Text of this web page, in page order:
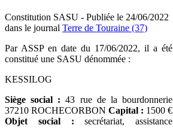
Constitution SASU - Publiée le 24/06/2022
dans le journal Terre de Touraine (37)
Par ASSP en date du 17/06/2022, il a été
constitué une SASU dénommée :
KESSILOG
Siège social : 43 rue de la bourdonnerie
37210 ROCHECORBON Capital : 1500 €
Objet social : secrétariat, assistance